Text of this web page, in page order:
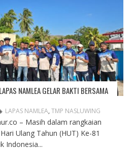
NAMLEA GELAR BAKTI BERSAMA
LAPAS NAMLEA, TMP NASLUWING
– Masih dalam rangkaian
Ulang Tahun (HUT) Ke-81
Indonesia...